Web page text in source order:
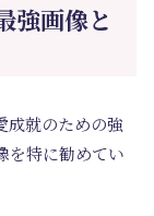
強画像と
成就のための強
を特に勧めてい